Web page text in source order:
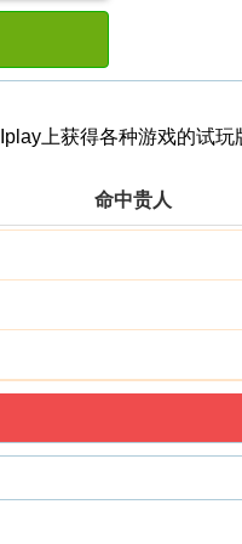
上获得各种游戏的试玩
命中贵人